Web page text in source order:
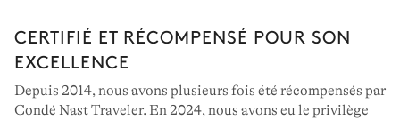
CERTIFIÉ ET RÉCOMPENSÉ POUR SON
EXCELLENCE
Depuis 2014, nous avons plusieurs fois été récompensés par
Condé Nast Traveler. En 2024, nous avons eu le privilège